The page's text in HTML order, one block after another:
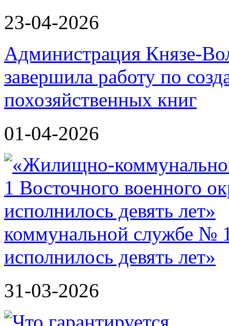
23-04-2026
Администрация Князе-
завершила работу по
похозяйственных книг
01-04-2026
коммунальной службе №
исполнилось девять лет»
31-03-2026